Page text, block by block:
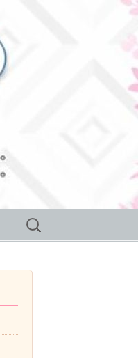
検